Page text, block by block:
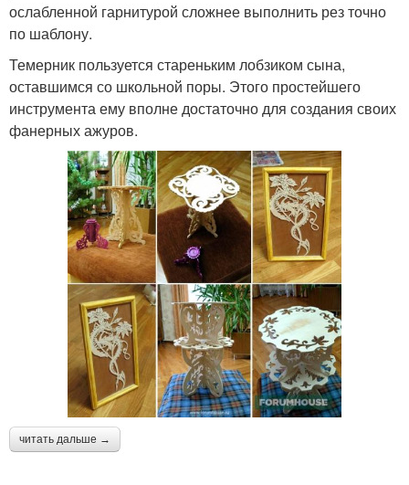
ослабленной гарнитурой сложнее выполнить рез точно
по шаблону.
Темерник пользуется стареньким лобзиком сына,
оставшимся со школьной поры. Этого простейшего
инструмента ему вполне достаточно для создания своих
фанерных ажуров.
читать дальше →